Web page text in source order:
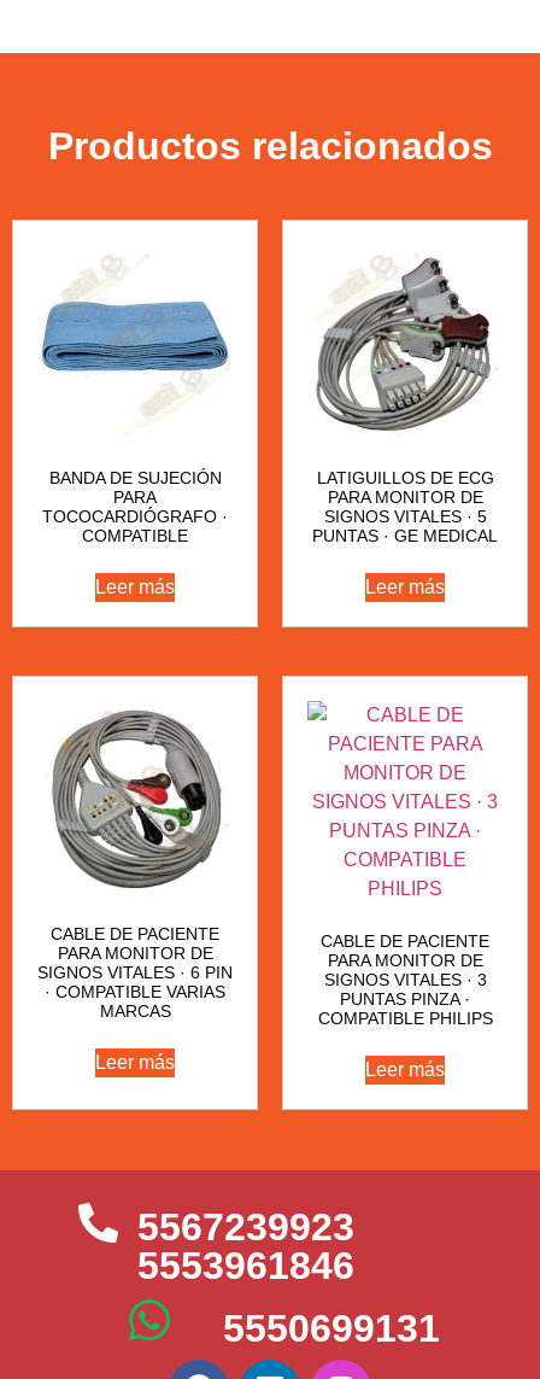
Productos relacionados
BANDA DE SUJECIÓN
PARA
TOCOCARDIÓGRAFO ·
COMPATIBLE
Leer más
LATIGUILLOS DE ECG
PARA MONITOR DE
SIGNOS VITALES · 5
PUNTAS · GE MEDICAL
Leer más
CABLE DE PACIENTE
PARA MONITOR DE
SIGNOS VITALES · 6 PIN
· COMPATIBLE VARIAS
MARCAS
Leer más
CABLE DE PACIENTE
PARA MONITOR DE
SIGNOS VITALES · 3
PUNTAS PINZA ·
COMPATIBLE PHILIPS
Leer más
5567239923
5553961846
5550699131